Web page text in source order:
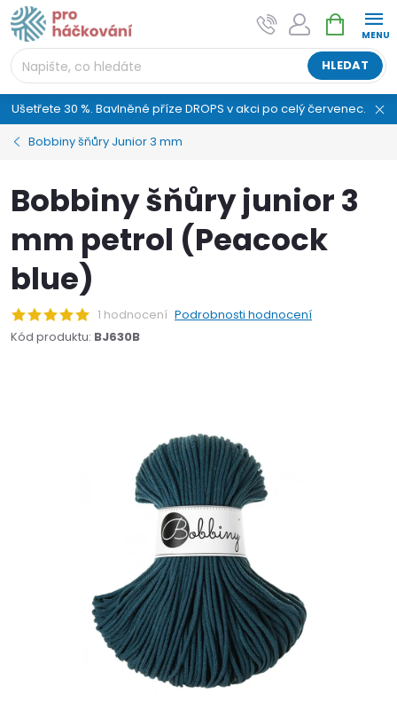
Přejít
na
obsah
HLEDAT
NÁKUPNÍ
KOŠÍK
Ušetřete 30 %. Bavlněné příze DROPS v akci po celý červenec.
Bobbiny šňůry Junior 3 mm
Bobbiny šňůry junior 3
mm petrol (Peacock
blue)
1 hodnocení Podrobnosti hodnocení
Kód produktu: BJ630B
AI asistent "pani Klubíčková" –
ProHackovani.cz
Jsme e-shop s více než osmiletou tradicí a máme pro
vás připraveno více než 25 tisíc produktů. Vše skladem,
připravené k odeslání.